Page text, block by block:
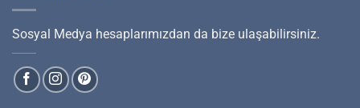
Sosyal Medya hesaplarımızdan da bize ulaşabilirsiniz.